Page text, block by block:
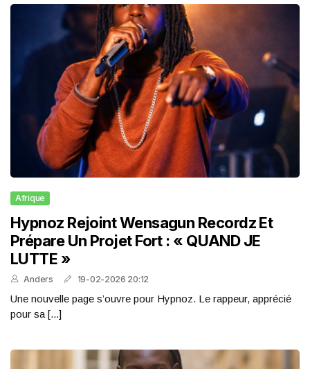
Afrique
Hypnoz Rejoint Wensagun Recordz Et
Prépare Un Projet Fort : « QUAND JE
LUTTE »
Anders 19-02-2026 20:12
Une nouvelle page s’ouvre pour Hypnoz. Le rappeur, apprécié
pour sa [...]